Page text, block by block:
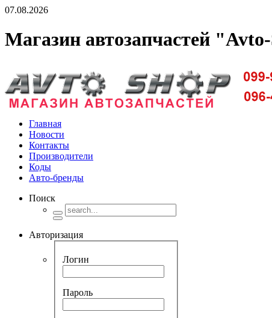
07.08.2026
Магазин автозапчастей
Доставка запчастей по Киеву и
Главная
Новости
Контакты
Производители
Коды
Авто-бренды
Поиск
Авторизация
Логин
Пароль